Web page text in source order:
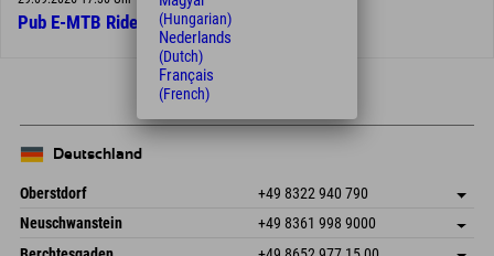
Pub E-MTB Ride
Deutschland
Oberstdorf +49 8322 940 790
An der Breitach 3
Deutschland
Adresse speichern
Buchen
Neuschwanstein +49 8361 998 9000
An der Riese 45
Adresse speichern
(Hungarian)
Nederlands
(Dutch)
Français
(French)